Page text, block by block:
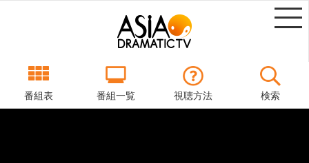
番組表 番組一覧 視聴方法 検索